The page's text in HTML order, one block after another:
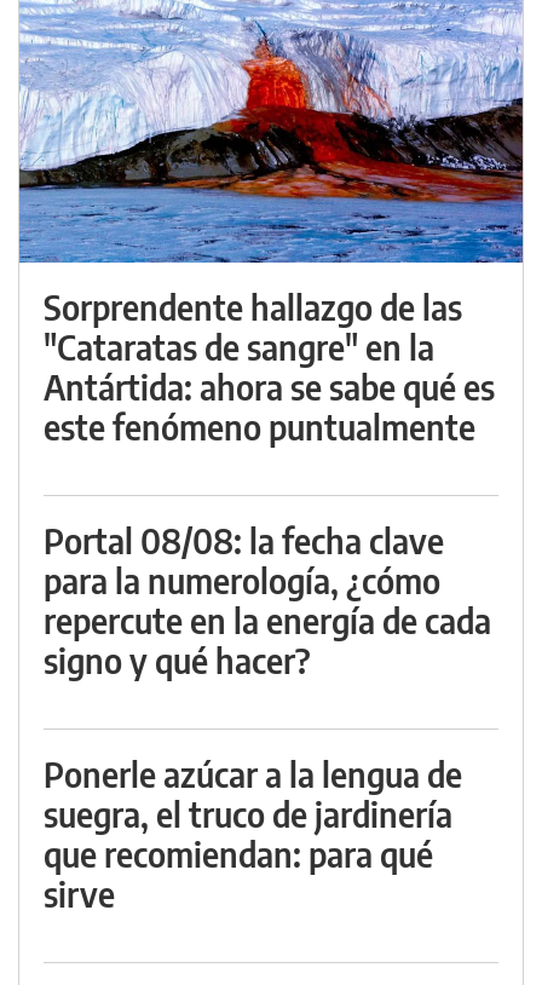
Sorprendente hallazgo de las
"Cataratas de sangre" en la
Antártida: ahora se sabe qué es
este fenómeno puntualmente
Portal 08/08: la fecha clave
para la numerología, ¿cómo
repercute en la energía de cada
signo y qué hacer?
Ponerle azúcar a la lengua de
suegra, el truco de jardinería
que recomiendan: para qué
sirve